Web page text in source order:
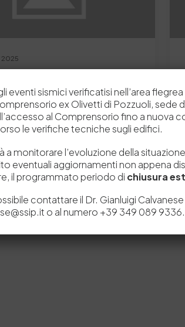
2025
n. 41/2025
sulle attività di ricerca,
e ogni altra notizia rilevante per
eventi sismici verificatisi nell’area flegrea
ex Olivetti di Pozzuoli, sede
al Comprensorio fino a nuova
le verifiche tecniche sugli edifici.
a monitorare l’evoluzione della situazione
eventuali aggiornamenti non appena
il programmato periodo di chiusura
contattare il Dr. Gianluigi Calvanese
o al numero +39 349 089 9336.